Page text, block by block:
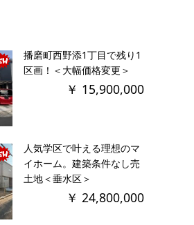
播磨町西野添1丁目で残り1
区画！＜大幅価格変更＞
￥ 15,900,000
人気学区で叶える理想のマ
イホーム。建築条件なし売
土地＜垂水区＞
￥ 24,800,000